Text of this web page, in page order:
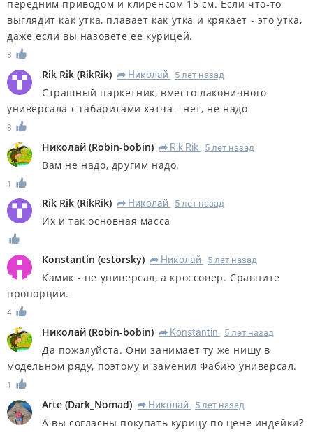
передним приводом и клиренсом 15 см. Если что-то
выглядит как утка, плавает как утка и крякает - это утка,
даже если вы назовете ее курицей.
3
Rik Rik (RikRik) R Николай 5 лет назад
Страшный паркетник, вместо лаконичного
универсала с габаритами хэтча - нет, не надо
3
Николай (Robin-bobin) R Rik Rik 5 лет назад
Вам не надо, другим надо.
1
Rik Rik (RikRik) R Николай 5 лет назад
Их и так основная масса
Konstantin (estorsky) R Николай 5 лет назад
Камик - не универсал, а кроссовер. Сравните
пропорции.
4
Николай (Robin-bobin) R Konstantin 5 лет назад
Да пожалуйста. Они занимает ту же нишу в
модельном ряду, поэтому и заменил Фабию универсал.
1
Arte (Dark_Nomad) R Николай 5 лет назад
А вы согласны покупать курицу по цене индейки?